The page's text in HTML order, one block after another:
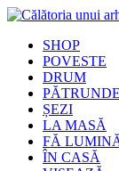
SHOP
POVESTE
DRUM
PĂTRUNDE
ȘEZI
LA MASĂ
FĂ
ÎN CASĂ